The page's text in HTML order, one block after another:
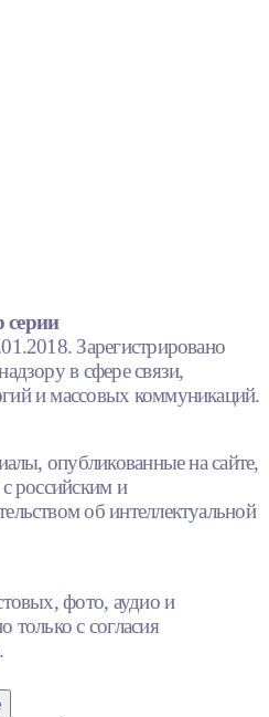
серии
Зарегистрировано
в сфере связи,
и массовых коммуникаций.
опубликованные на сайте,
российским и
об интеллектуальной
фото, аудио и
только с согласия